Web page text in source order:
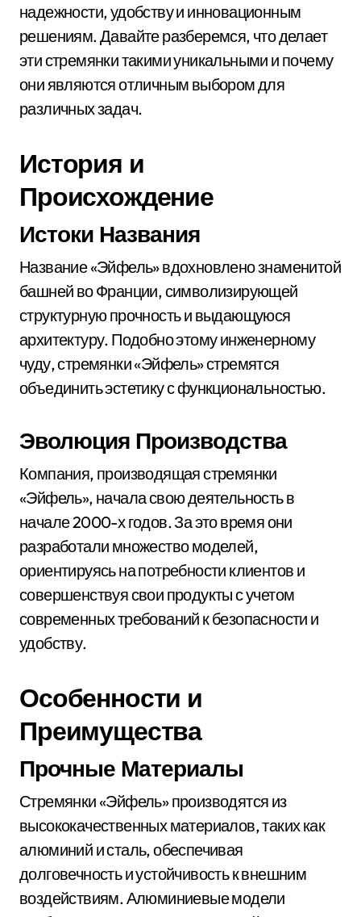
надежности, удобству и инновационным
решениям. Давайте разберемся, что делает
эти стремянки такими уникальными и почему
они являются отличным выбором для
различных задач.
История и
Происхождение
Истоки Названия
Название «Эйфель» вдохновлено знаменитой
башней во Франции, символизирующей
структурную прочность и выдающуюся
архитектуру. Подобно этому инженерному
чуду, стремянки «Эйфель» стремятся
объединить эстетику с функциональностью.
Эволюция Производства
Компания, производящая стремянки
«Эйфель», начала свою деятельность в
начале 2000-х годов. За это время они
разработали множество моделей,
ориентируясь на потребности клиентов и
совершенствуя свои продукты с учетом
современных требований к безопасности и
удобству.
Особенности и
Преимущества
Прочные Материалы
Стремянки «Эйфель» производятся из
высококачественных материалов, таких как
алюминий и сталь, обеспечивая
долговечность и устойчивость к внешним
воздействиям. Алюминиевые модели